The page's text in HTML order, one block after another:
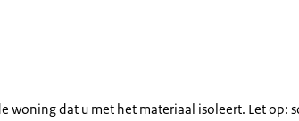
woning dat u met het materiaal isoleert. Let op: